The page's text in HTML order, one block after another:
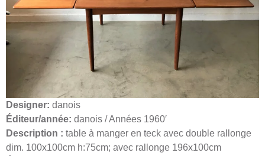
Designer: danois
Éditeur/année: danois / Années 1960′
Description : table à manger en teck avec double rallonge
dim. 100x100cm h:75cm; avec rallonge 196x100cm